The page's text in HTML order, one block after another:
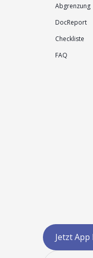
Abgrenzung
DocReport
Checkliste
FAQ
Jetzt